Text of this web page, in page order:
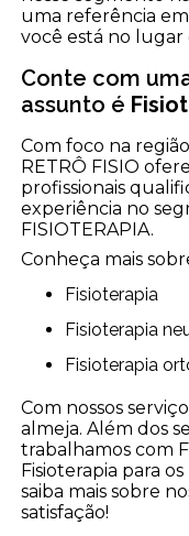
uma referência em
você está no lugar
Conte com
assunto é
Com foco na
RETRÔ FISIO
profissionais
experiência no
FISIOTERAPIA.
Conheça mais
Fisioterapia
Fisioterapia
Fisioterapia
Com nossos
almeja. Além dos
trabalhamos com
Fisioterapia para
saiba mais sobre
satisfação!